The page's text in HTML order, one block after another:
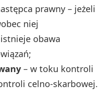
prawny – jeżeli
niej
obawa
– w toku kontroli
celno‑skarbowej.